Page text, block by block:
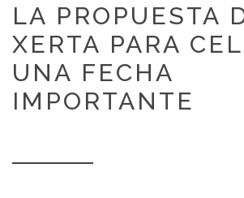
LA PROPUESTA
XERTA PARA
UNA FECHA
IMPORTANTE